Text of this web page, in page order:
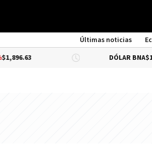
Últimas noticias
DÓLAR BNA $1,520.00